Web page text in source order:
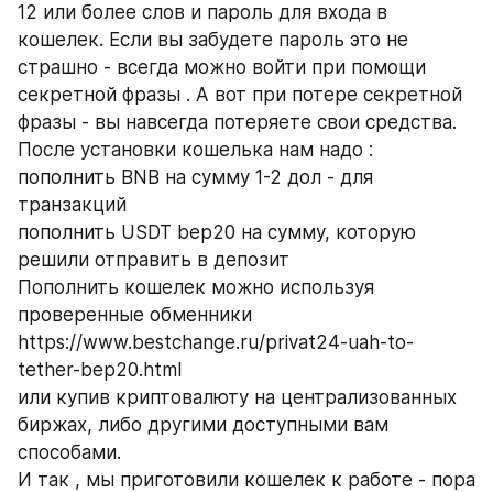
12 или более слов и пароль для входа в
кошелек. Если вы забудете пароль это не
страшно - всегда можно войти при помощи
секретной фразы . А вот при потере секретной
фразы - вы навсегда потеряете свои средства.
После установки кошелька нам надо :
пополнить BNB на сумму 1-2 дол - для
транзакций
пополнить USDT bep20 на сумму, которую
решили отправить в депозит
Пополнить кошелек можно используя
проверенные обменники
https://www.bestchange.ru/privat24-uah-to-
tether-bep20.html
или купив криптовалюту на централизованных
биржах, либо другими доступными вам
способами.
И так , мы приготовили кошелек к работе - пора